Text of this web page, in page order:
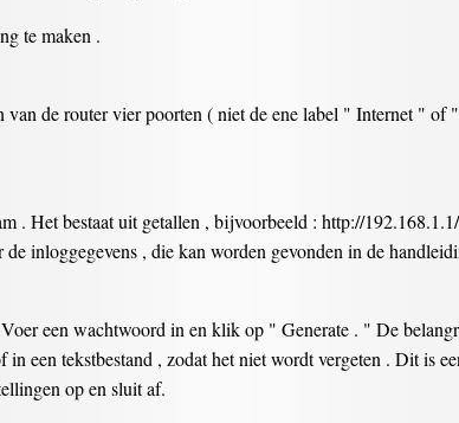
te maken .
de router vier poorten ( niet de ene label " Internet "
. Het bestaat uit getallen , bijvoorbeeld : http://
inloggegevens , die kan worden gevonden in de
een wachtwoord in en klik op " Generate . " De
een tekstbestand , zodat het niet wordt vergeten . Dit is
op en sluit af.